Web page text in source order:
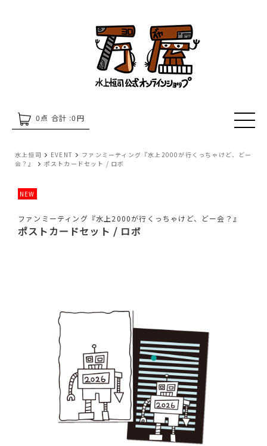
0点 合計 :0円
水上恒司 EVENT
ファンミーティング『水上2000が行くっちゃけど、どー
会？』
ポストカードセット / ロボ
NEW
ファンミーティング『水上2000が行くっちゃけど、どー会？』
ポストカードセット / ロボ